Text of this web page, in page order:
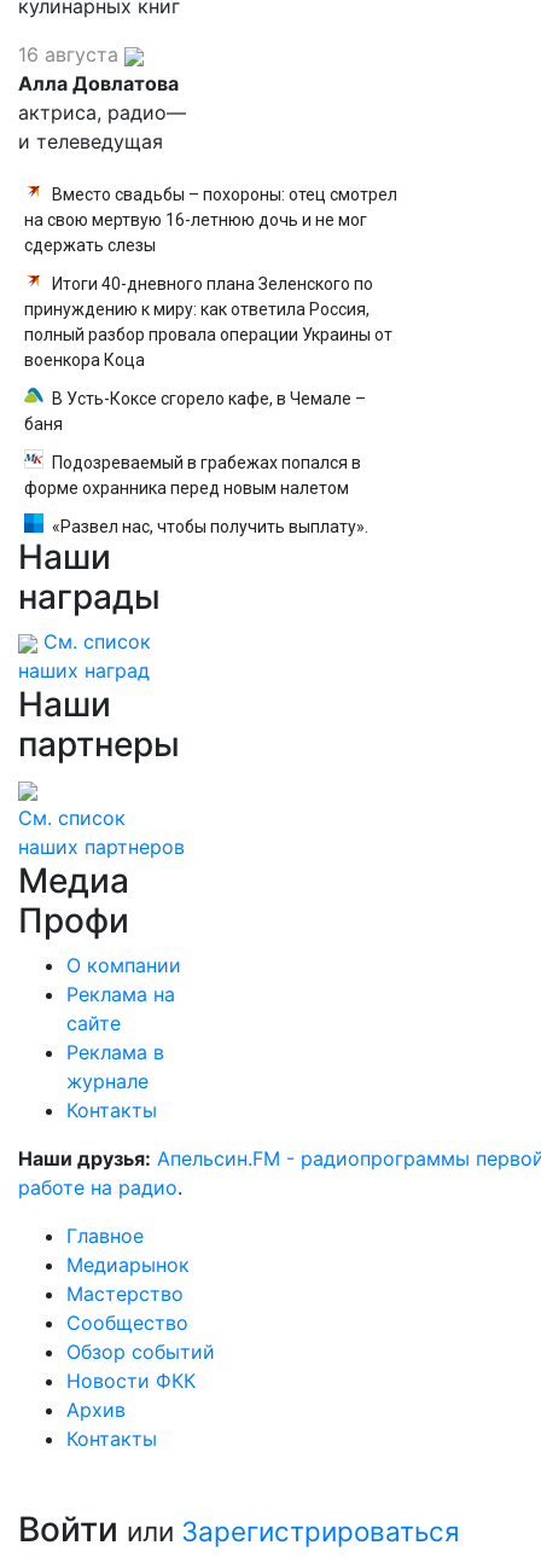
кулинарных книг
16 августа
Алла Довлатова
актриса, радио—
и телеведущая
Вместо свадьбы – похороны: отец смотрел
на свою мертвую 16-летнюю дочь и не мог
сдержать слезы
Итоги 40-дневного плана Зеленского по
принуждению к миру: как ответила Россия,
полный разбор провала операции Украины от
военкора Коца
В Усть-Коксе сгорело кафе, в Чемале –
баня
Подозреваемый в грабежах попался в
форме охранника перед новым налетом
«Развел нас, чтобы получить выплату».
Вдова бойца случайно узнала, что их брак
Наши
награды
См. список
наших наград
Наши
партнеры
См. список
наших партнеров
Медиа
Профи
О компании
Реклама на
сайте
Реклама в
журнале
Контакты
Наши друзья: Апельсин.FM - радиопрограммы
работе на радио.
Главное
Медиарынок
Мастерство
Сообщество
Обзор событий
Новости ФКК
Архив
Контакты
Войти или Зарегистрироваться